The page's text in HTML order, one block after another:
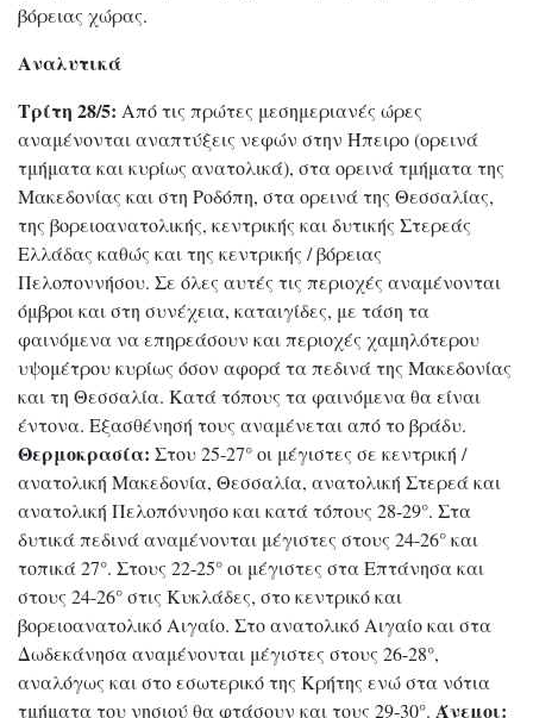
βόρειας χώρας.
Αναλυτικά
Τρίτη 28/5: Από τις πρώτες μεσημεριανές ώρες
αναμένονται αναπτύξεις νεφών στην Ήπειρο (ορεινά
τμήματα και κυρίως ανατολικά), στα ορεινά τμήματα της
Μακεδονίας και στη Ροδόπη, στα ορεινά της Θεσσαλίας,
της βορειοανατολικής, κεντρικής και δυτικής Στερεάς
Ελλάδας καθώς και της κεντρικής / βόρειας
Πελοποννήσου. Σε όλες αυτές τις περιοχές αναμένονται
όμβροι και στη συνέχεια, καταιγίδες, με τάση τα
φαινόμενα να επηρεάσουν και περιοχές χαμηλότερου
υψομέτρου κυρίως όσον αφορά τα πεδινά της Μακεδονίας
και τη Θεσσαλία. Κατά τόπους τα φαινόμενα θα είναι
έντονα. Εξασθένησή τους αναμένεται από το βράδυ.
Θερμοκρασία: Στου 25-27° οι μέγιστες σε κεντρική /
ανατολική Μακεδονία, Θεσσαλία, ανατολική Στερεά και
ανατολική Πελοπόννησο και κατά τόπους 28-29°. Στα
δυτικά πεδινά αναμένονται μέγιστες στους 24-26° και
τοπικά 27°. Στους 22-25° οι μέγιστες στα Επτάνησα και
στους 24-26° στις Κυκλάδες, στο κεντρικό και
βορειοανατολικό Αιγαίο. Στο ανατολικό Αιγαίο και στα
Δωδεκάνησα αναμένονται μέγιστες στους 26-28°,
αναλόγως και στο εσωτερικό της Κρήτης ενώ στα νότια
τμήματα του νησιού θα φτάσουν και τους 29-30°. Άνεμοι: